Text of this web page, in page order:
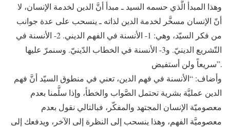
وهذا المبدأ الَّذي حسمه السيد ـ مبدأ أنَّ الدين لخدمة الإنسان، لا
أنّ الإنسان مسخَّر لخدمة الدين لذاته ـ ينسحب على عدة جوانب
من فكر السيّد، وهي: 1- الأنسنة في الفهم الديني. 2- الأنسنة في
التّشريع الدينيّ. و3- الأنسنة في الخطاب الدّينيّ. وسنمرّ عليها
سريعاً ولن أستفيض”.
وأضاف: “الأنسنة في فهم الدين، تعني في منطوق السيّد أنَّ فهم
الدين عمليَّة بشرية تحتمل الصَّواب والخطأ، وإذا سلَّمنا بعدم
معصوميّة الإنسان المجتهد والمفكّر، فبالتالي نقول بعدم
معصوميَّة الفهم، وهذا ينسحب إلى النظرة إلى الآخر، ويدفعك إلى